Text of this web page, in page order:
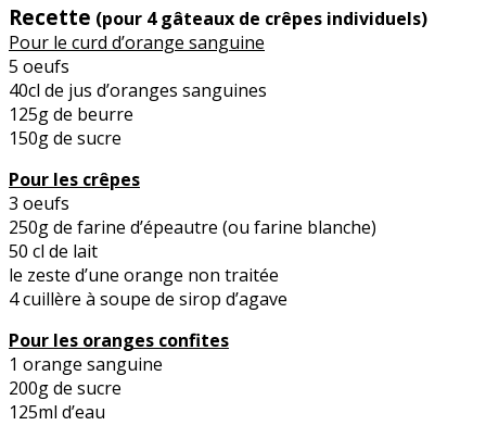
Recette (pour 4 gâteaux de crêpes individuels)
Pour le curd d’orange sanguine
5 oeufs
40cl de jus d’oranges sanguines
125g de beurre
150g de sucre
Pour les crêpes
3 oeufs
250g de farine d’épeautre (ou farine blanche)
50 cl de lait
le zeste d’une orange non traitée
4 cuillère à soupe de sirop d’agave
Pour les oranges confites
1 orange sanguine
200g de sucre
125ml d’eau